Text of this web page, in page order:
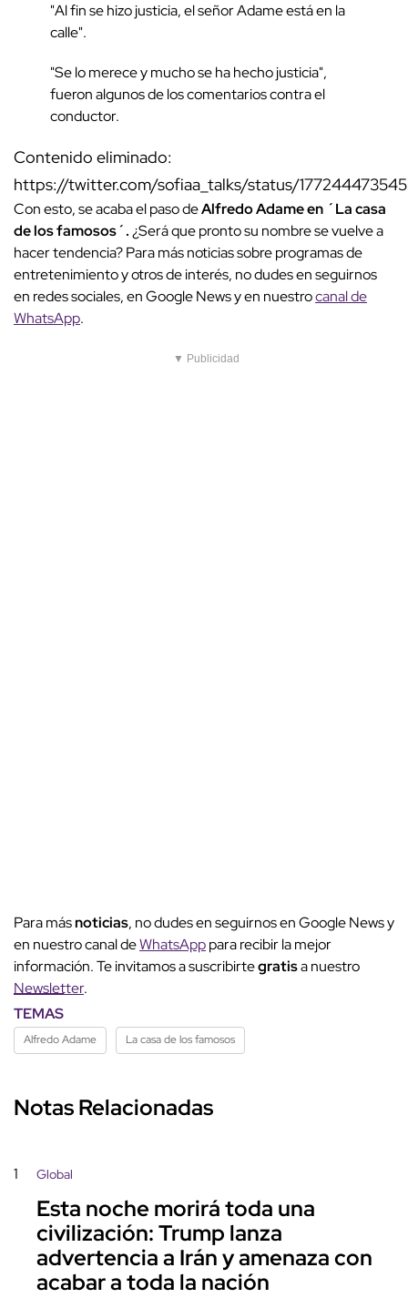
"Al fin se hizo justicia, el señor Adame está en la
calle".
"Se lo merece y mucho se ha hecho justicia",
fueron algunos de los comentarios contra el
conductor.
Contenido eliminado:
https://twitter.com/sofiaa_talks/status/
Con esto, se acaba el paso deAlfredo Adame en ´La casa
de los famosos´.¿Será que pronto su nombre se vuelve a
hacer tendencia? Para más noticias sobre programas de
entretenimiento y otros de interés, no dudes en seguirnos
en redes sociales, en Google News y en nuestrocanal de
WhatsApp.
▼ Publicidad
Para másnoticias, no dudes en seguirnos en Google News y
en nuestro canal deWhatsApppara recibir la mejor
información. Te invitamos a suscribirtegratisa nuestro
Newsletter.
TEMAS
Alfredo Adame La casa de los famosos
Notas Relacionadas
1 Global
Esta noche morirá toda una
civilización: Trump lanza
advertencia a Irán y amenaza con
acabar a toda la nación